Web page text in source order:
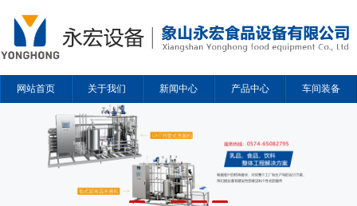
网站首页 关于我们 新闻中心 产品中心 车间装备
合作企业